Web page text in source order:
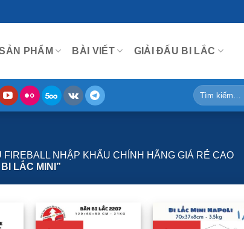
PHẨM BÀI VIẾT GIẢI ĐẤU BI LẮC
Tìm
kiếm:
NHẬP KHẨU CHÍNH HÃNG GIÁ RẺ CAO
LẮC MINI”